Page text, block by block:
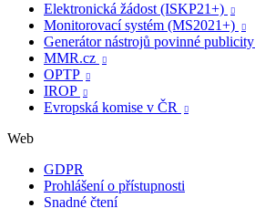
Elektronická žádost (ISKP21+)

Monitorovací systém (MS2021+) 
Generátor nástrojů povinné publicity
MMR.cz 
OPTP 
IROP 
Evropská komise v ČR 
Web
GDPR
Prohlášení o přístupnosti
Snadné čtení